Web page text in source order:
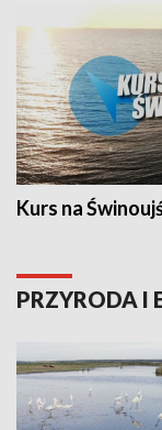
Kurs na
PRZYRODA I